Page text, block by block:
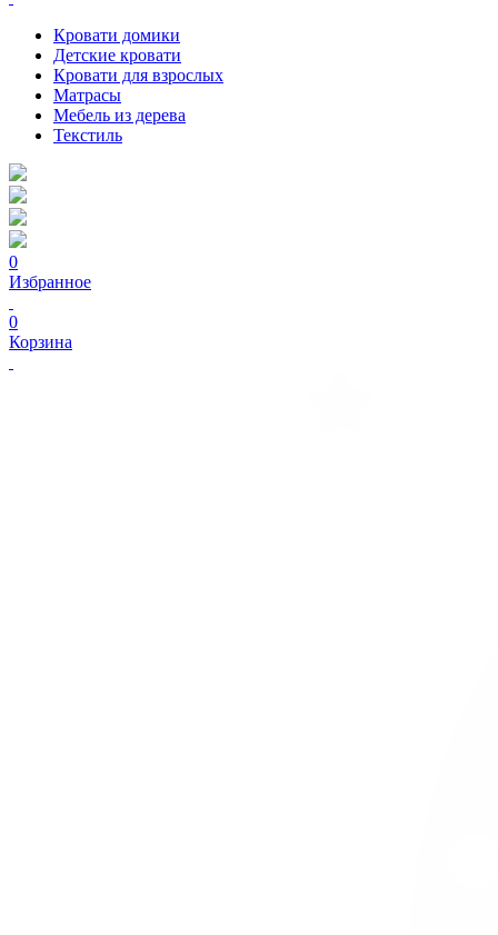
Кровати домики
Детские кровати
Кровати для взрослых
Матрасы
Мебель из дерева
Текстиль
0
Избранное
0
Корзина